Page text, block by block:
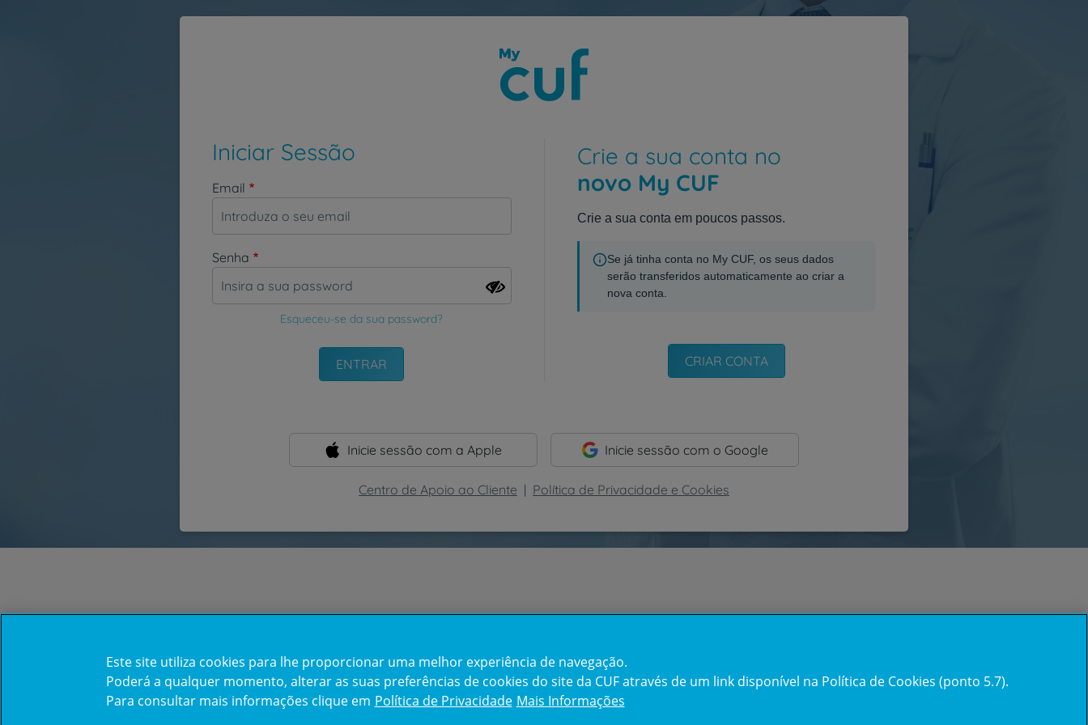
Iniciar Sessão
Email
Senha
Esqueceu-se da sua password?
Crie a sua conta no
novo My CUF
Crie a sua conta em poucos passos.
Se já tinha conta no My CUF, os seus dados
serão transferidos automaticamente ao criar a
nova conta.
CRIAR CONTA
Inicie sessão com a Apple Inicie sessão com o Google
Centro de Apoio ao Cliente | Política de Privacidade e Cookies
Este site utiliza cookies para lhe proporcionar uma melhor experiência de navegação.
Poderá a qualquer momento, alterar as suas preferências de cookies do site da CUF através de um link disponível na Política de Cookies (ponto 5.7).
Para consultar mais informações clique em Política de Privacidade Mais Informações